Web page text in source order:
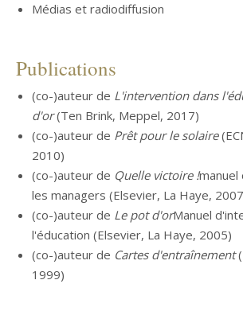
Médias et radiodiffusion
Publications
(co-)auteur de L'intervention dans
d'or(Ten Brink, Meppel, 2017)
(co-)auteur de Prêt pour le solaire
2010)
(co-)auteur de Quelle victoire !
les managers (Elsevier, La Haye,
(co-)auteur de Le pot d'orManuel
l'éducation (Elsevier, La Haye, 2005)
(co-)auteur de Cartes d'entraînement
1999)